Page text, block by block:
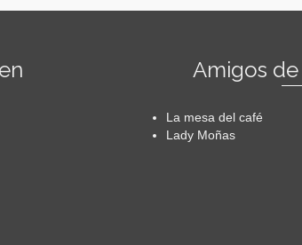
Amigos
La mesa del café
Lady Moñas